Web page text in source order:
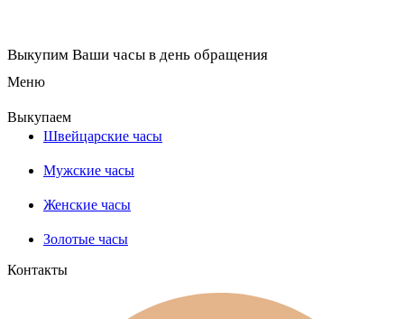
Выкупим Ваши часы в день обращения
Меню
Выкупаем
Швейцарские часы
Мужские часы
Женские часы
Золотые часы
Контакты